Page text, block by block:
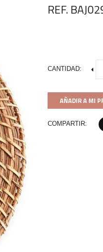
REF.
CANTIDAD:
AÑADIR A MI
COMPARTIR: